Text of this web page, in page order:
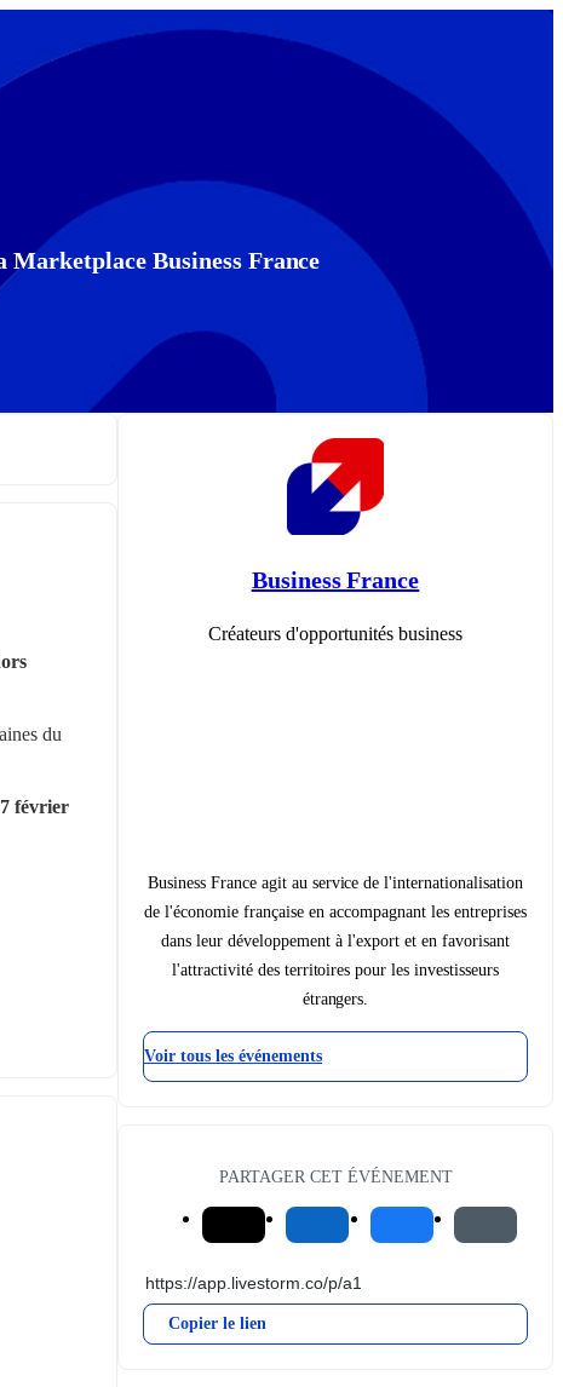
Marketplace Business France
du
février
Business France
Créateurs d'opportunités business
Business France agit au service de l'internationalisation
de l'économie française en accompagnant les entreprises
dans leur développement à l'export et en favorisant
l'attractivité des territoires pour les investisseurs
étrangers.
Voir tous les événements
PARTAGER CET ÉVÉNEMENT
Copier le lien